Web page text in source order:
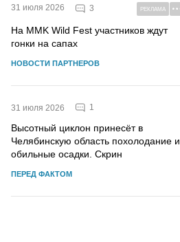
31 июля 2026 3 РЕКЛАМА
На MMK Wild Fest участников ждут
гонки на сапах
НОВОСТИ ПАРТНЕРОВ
31 июля 2026 1
Высотный циклон принесёт в
Челябинскую область похолодание и
обильные осадки. Скрин
ПЕРЕД ФАКТОМ